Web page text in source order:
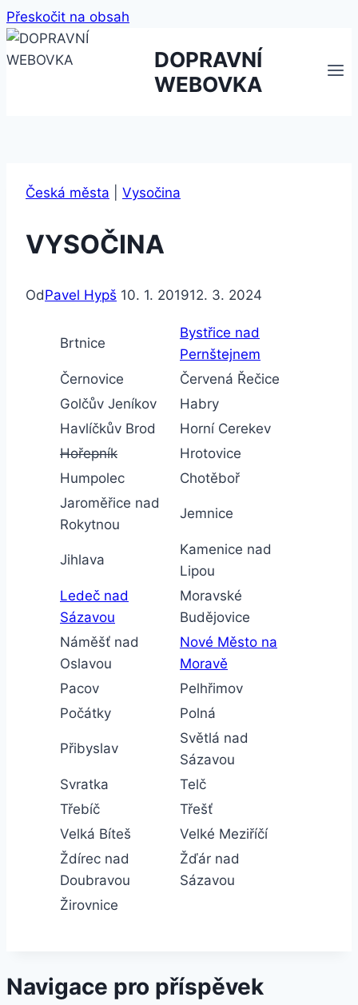
Přeskočit na obsah
DOPRAVNÍ
WEBOVKA
Česká města Vysočina
VYSOČINA
OdPavel Hypš 10. 1. 201912. 3. 2024
Brtnice
Bystřice nad
Pernštejnem
Černovice
Červená Řečice
Golčův Jeníkov
Habry
Havlíčkův Brod
Horní Cerekev
Hořepník
Hrotovice
Humpolec
Chotěboř
Jaroměřice nad
Rokytnou
Jemnice
Jihlava
Kamenice nad
Lipou
Ledeč nad
Sázavou
Moravské
Budějovice
Náměšť nad
Oslavou
Nové Město na
Moravě
Pacov
Pelhřimov
Počátky
Polná
Přibyslav
Světlá nad
Sázavou
Svratka
Telč
Třebíč
Třešť
Velká Bíteš
Velké Meziříčí
Ždírec nad
Doubravou
Žďár nad
Sázavou
Žirovnice
Navigace pro příspěvek